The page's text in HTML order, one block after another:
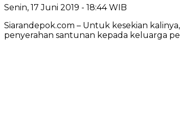
Senin, 17 Juni 2019 - 18:44 WIB
Siarandepok.com – Untuk kesekian
penyerahan santunan kepada keluarga